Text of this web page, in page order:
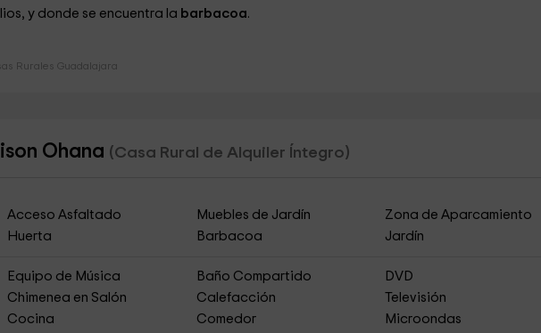
y donde se encuentra la barbacoa.
Rurales Guadalajara
Ohana (Casa Rural de Alquiler Íntegro)
Acceso Asfaltado Muebles de Jardín
Zona de Aparcamiento
Huerta
Barbacoa Jardín
Equipo de Música Baño Compartido
DVD
Chimenea en Salón
Calefacción
Televisión
Cocina
Comedor
Microondas